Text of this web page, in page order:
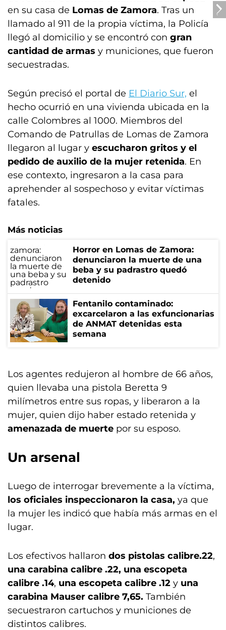
en su casa de Lomas de Zamora. Tras un
llamado al 911 de la propia víctima, la Policía
llegó al domicilio y se encontró con gran
cantidad de armas y municiones, que fueron
secuestradas.
Según precisó el portal de El Diario Sur, el
hecho ocurrió en una vivienda ubicada en la
calle Colombres al 1000. Miembros del
Comando de Patrullas de Lomas de Zamora
llegaron al lugar y escucharon gritos y el
pedido de auxilio de la mujer retenida. En
ese contexto, ingresaron a la casa para
aprehender al sospechoso y evitar víctimas
fatales.
Más noticias
Horror en Lomas de Zamora:
denunciaron la muerte de una
beba y su padrastro quedó
detenido
Fentanilo contaminado:
excarcelaron a las exfuncionarias
de ANMAT detenidas esta
semana
Los agentes redujeron al hombre de 66 años,
quien llevaba una pistola Beretta 9
milímetros entre sus ropas, y liberaron a la
mujer, quien dijo haber estado retenida y
amenazada de muerte por su esposo.
Un arsenal
Luego de interrogar brevemente a la víctima,
los oficiales inspeccionaron la casa, ya que
la mujer les indicó que había más armas en el
lugar.
Los efectivos hallaron dos pistolas calibre.22,
una carabina calibre .22, una escopeta
calibre .14, una escopeta calibre .12 y una
carabina Mauser calibre 7,65. También
secuestraron cartuchos y municiones de
distintos calibres.